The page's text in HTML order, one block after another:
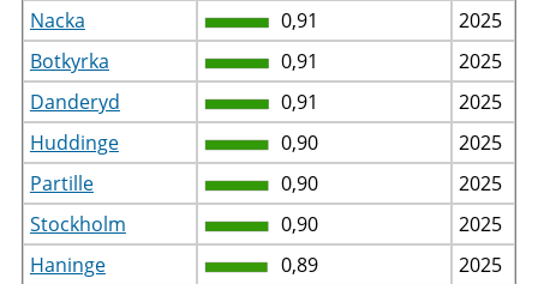
Nacka
0,91
2025
Botkyrka
0,91
2025
Danderyd
0,91
2025
Huddinge
0,90
2025
Partille
0,90
2025
Stockholm
0,90
2025
Haninge
0,89
2025